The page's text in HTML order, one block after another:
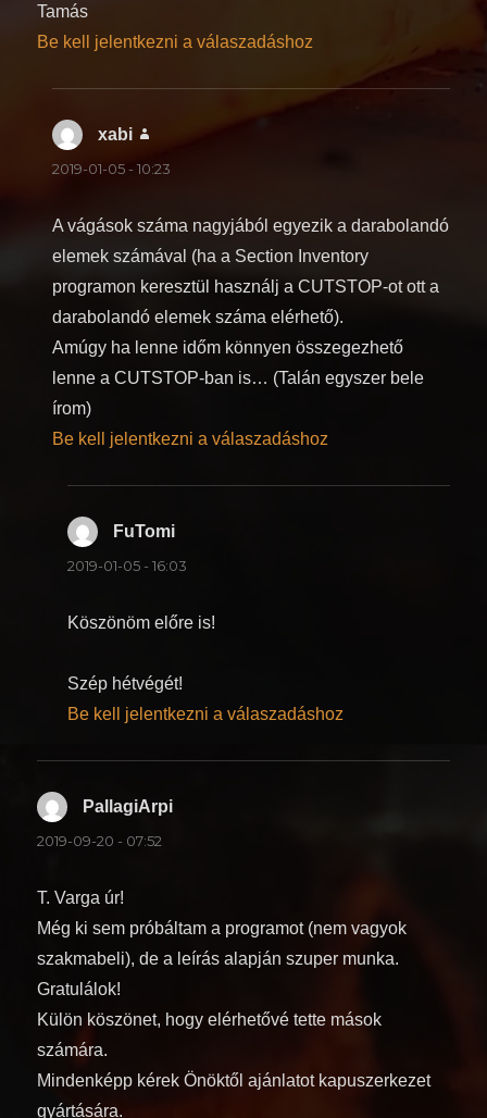
Tamás
Be kell jelentkezni a válaszadáshoz
xabi
2019-01-05 - 10:23
A vágások száma nagyjából egyezik a darabolandó
elemek számával (ha a Section Inventory
programon keresztül használj a CUTSTOP-ot ott a
darabolandó elemek száma elérhető).
Amúgy ha lenne időm könnyen összegezhető
lenne a CUTSTOP-ban is… (Talán egyszer bele
írom)
Be kell jelentkezni a válaszadáshoz
FuTomi
2019-01-05 - 16:03
Köszönöm előre is!
Szép hétvégét!
Be kell jelentkezni a válaszadáshoz
PallagiArpi
2019-09-20 - 07:52
T. Varga úr!
Még ki sem próbáltam a programot (nem vagyok
szakmabeli), de a leírás alapján szuper munka.
Gratulálok!
Külön köszönet, hogy elérhetővé tette mások
számára.
Mindenképp kérek Önöktől ajánlatot kapuszerkezet
gyártására.